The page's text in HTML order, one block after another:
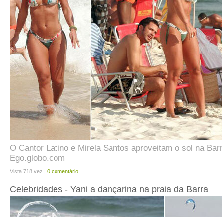
O Cantor Latino e Mirela Santos aproveitam o sol na
Ego.globo.com
Vista 718 vez | 0 comentário
Celebridades - Yani a dançarina na praia da Barra